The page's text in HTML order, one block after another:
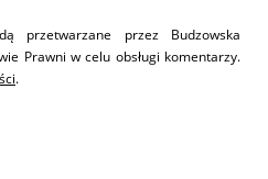
przetwarzane przez Budzowska
Prawni w celu obsługi komentarzy.
.